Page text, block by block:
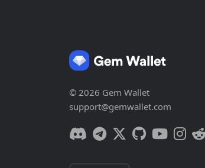
© 2026 Gem Wallet
support@gemwallet.com